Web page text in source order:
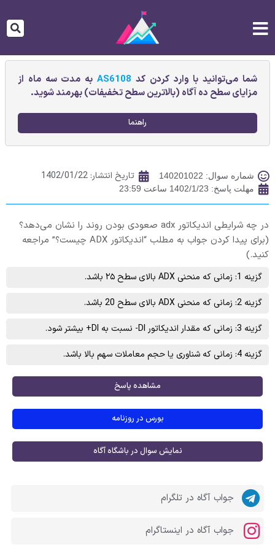
شما می‌توانید با وارد کردن کد AS6108به مدت سه ماه از
مزایای سطح ده آگاه (بالاترین سطح تخفیفات) بهرمند شوید.
راهنما
شماره سوال: 140201022 تاریخ انتشار: 1402/01/22
مهلت پاسخ: 1402/1/23 ساعت 23:59
در چه شرایطی اندیکاتور adx صعودی بودن روند را نشان می‌دهد؟
(برای پیدا کردن جواب به مطلب “اندیکاتور ADX چیست؟” مراجعه
کنید.)
گزینه 1: زمانی که منحنی ADX بالای سطح ۲۵ باشد.
گزینه 2: زمانی که منحنی ADX بالای سطح 20 باشد.
گزینه 3: زمانی که مقدار اندیکاتور DI- نسبت به DI+ بیشتر شود.
گزینه 4: زمانی که شناوری یا حجم معاملات سهم بالا باشد.
مشاهده پاسخ
بورس در روزنامه
نمایش سوال در باشگاه آگاه
جواب آگاه در تلگرام
جواب آگاه در اینستاگرام